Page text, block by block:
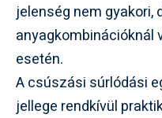
jelenség nem
anyagkombinációknál
esetén.
A csúszási súrlódási
jellege rendkívül